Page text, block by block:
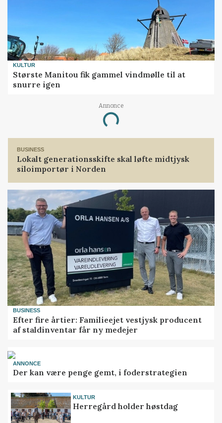
KULTUR
Største Manitou fik gammel vindmølle til at
snurre igen
Annonce
Loading...
BUSINESS
Lokalt generationsskifte skal løfte midtjysk
siloimportør i Norden
BUSINESS
Efter fire årtier: Familieejet vestjysk producent
af staldinventar får ny medejer
ANNONCE
Der kan være penge gemt, i foderstrategien
KULTUR
Herregård holder høstdag